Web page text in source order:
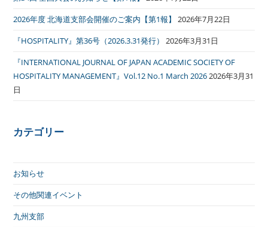
2026年度 北海道支部会開催のご案内【第1報】
2026年7月22日
『HOSPITALITY』第36号（2026.3.31発行）
2026年3月31日
『INTERNATIONAL JOURNAL OF JAPAN ACADEMIC SOCIETY OF
HOSPITALITY MANAGEMENT』Vol.12 No.1 March 20262026年3月31
日
カテゴリー
お知らせ
その他関連イベント
九州支部